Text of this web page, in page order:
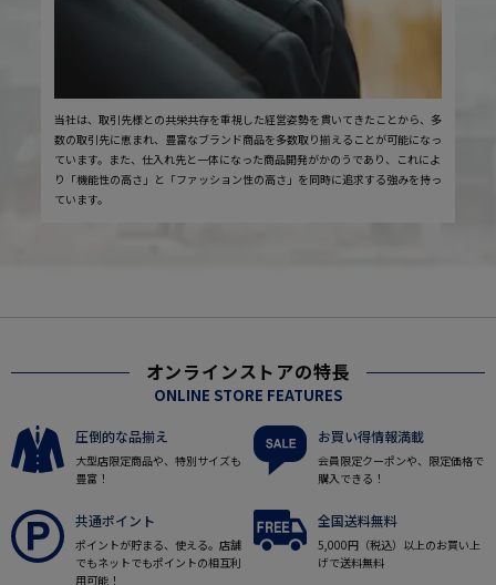
当社は、取引先様との共栄共存を重視した経営姿勢を貫いてきたことから、多
数の取引先に恵まれ、豊富なブランド商品を多数取り揃えることが可能になっ
ています。また、仕入れ先と一体になった商品開発がかのうであり、これによ
り「機能性の高さ」と「ファッション性の高さ」を同時に追求する強みを持っ
ています。
オンラインストアの特長
ONLINE STORE FEATURES
圧倒的な品揃え
大型店限定商品や、特別サイズも
豊富！
お買い得情報満載
会員限定クーポンや、限定価格で
購入できる！
共通ポイント
ポイントが貯まる、使える。店舗
でもネットでもポイントの相互利
用可能！
全国送料無料
5,000円（税込）以上のお買い上
げで送料無料